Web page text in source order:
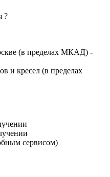
?
(в пределах МКАД) -
и кресел (в пределах
сервисом)